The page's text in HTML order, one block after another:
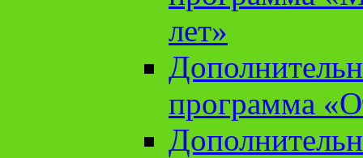
лет»
программа